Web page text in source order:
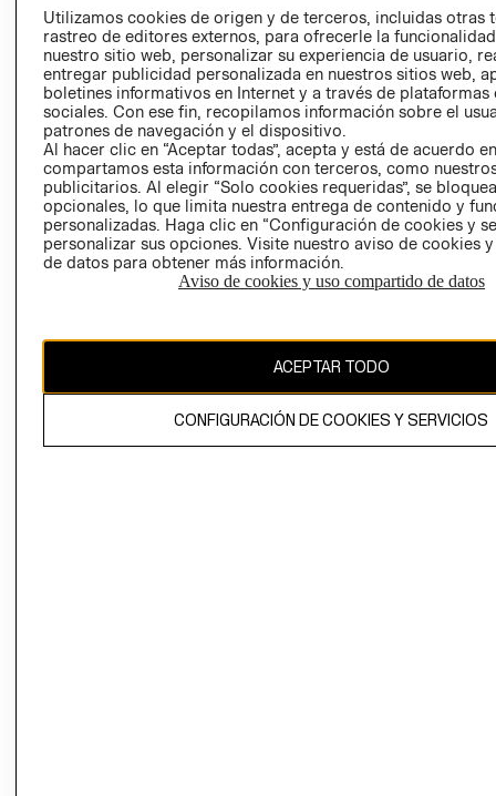
EMPRESARIAL
CONDICIONES
AVISO DE
PRIVACIDAD
GIFT CARD
COOKIES
CAMBIAR REGIÓN
Utilizamos cookies de origen y de terceros, incluidas otras
rastreo de editores externos, para ofrecerle la
nuestro sitio web, personalizar su experiencia de usuario,
entregar publicidad personalizada en nuestros sitios web,
boletines informativos en Internet y a través de plataformas
sociales. Con ese fin, recopilamos información sobre el
patrones de navegación y el dispositivo.
Al hacer clic en “Aceptar todas”, acepta y está de acuerdo
compartamos esta información con terceros, como
publicitarios. Al elegir “Solo cookies requeridas”, se
opcionales, lo que limita nuestra entrega de contenido y
personalizadas. Haga clic en “Configuración de cookies y
personalizar sus opciones. Visite nuestro aviso de cookies
de datos para obtener más información.
Aviso de cookies y uso compartido de datos
ACEPTAR TODO
CONFIGURACIÓN DE COOKIES Y SERVICIOS